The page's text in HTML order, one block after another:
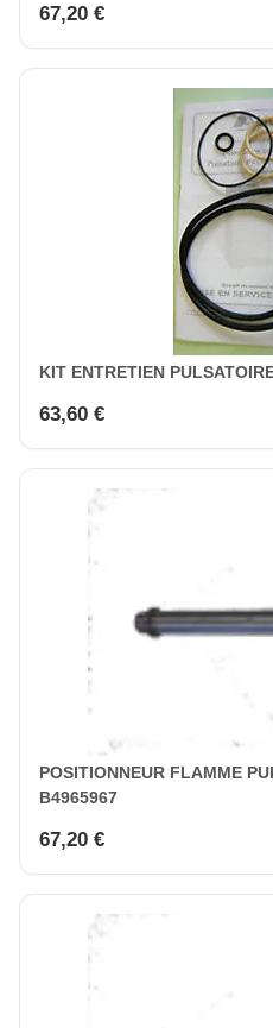
67,20 €
KIT ENTRETIEN
63,60 €
POSITIONNEUR FLAMME
B4965967
67,20 €